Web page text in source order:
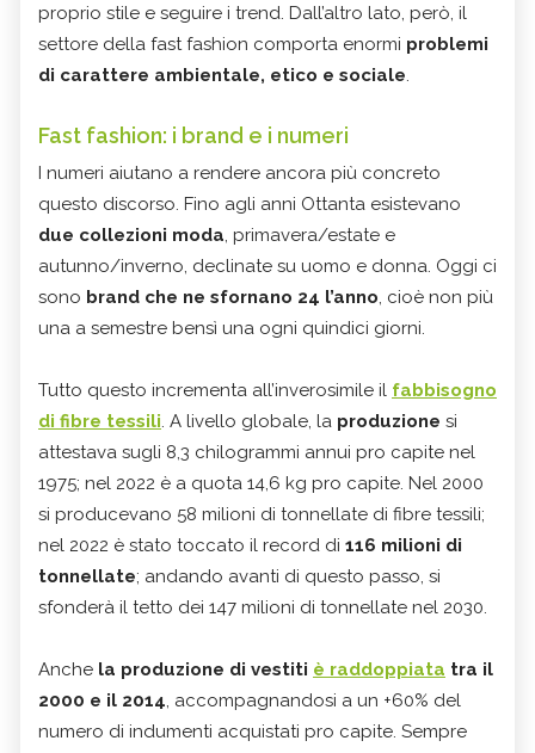
proprio stile e seguire i trend. Dall’altro lato, però, il
settore della fast fashion comporta enormi problemi
di carattere ambientale, etico e sociale.
Fast fashion: i brand e i numeri
I numeri aiutano a rendere ancora più concreto
questo discorso. Fino agli anni Ottanta esistevano
due collezioni moda, primavera/estate e
autunno/inverno, declinate su uomo e donna. Oggi ci
sono brand che ne sfornano 24 l’anno, cioè non più
una a semestre bensì una ogni quindici giorni.
Tutto questo incrementa all’inverosimile il fabbisogno
di fibre tessili. A livello globale, la produzione si
attestava sugli 8,3 chilogrammi annui pro capite nel
1975; nel 2022 è a quota 14,6 kg pro capite. Nel 2000
si producevano 58 milioni di tonnellate di fibre tessili;
nel 2022 è stato toccato il record di 116 milioni di
tonnellate; andando avanti di questo passo, si
sfonderà il tetto dei 147 milioni di tonnellate nel 2030.
Anche la produzione di vestiti è raddoppiata tra il
2000 e il 2014, accompagnandosi a un +60% del
numero di indumenti acquistati pro capite. Sempre